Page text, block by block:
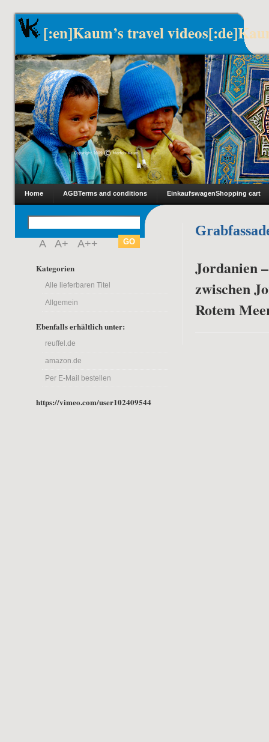
[:en]Kaum’s travel
Home AGBTerms and conditions EinkaufswagenShopping cart
A A+ A++
Kategorien
Alle lieferbaren Titel
Allgemein
Ebenfalls erhältlich unter:
reuffel.de
amazon.de
Per E-Mail bestellen
https://vimeo.com/user102409544
Jordanien
zwischen
Rotem